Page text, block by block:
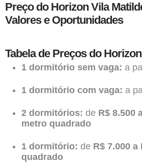
Preço do Horizon Vila
Valores e Oportunidades
Tabela de Preços do
1 dormitório sem vaga: a
1 dormitório com vaga: a
2 dormitórios: de R$ 8.500
metro quadrado
1 dormitório: de R$ 7.000
quadrado